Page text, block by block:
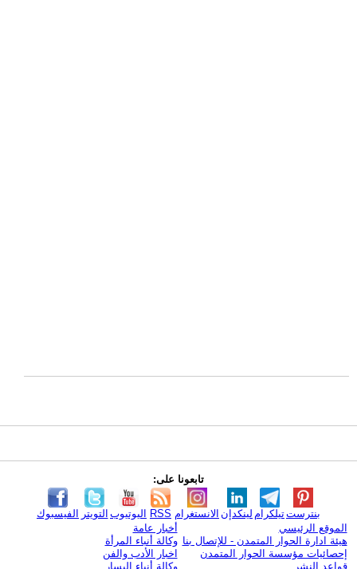
تابعونا على:
الفيسبوك التويتر اليوتيوب RSS الانستغرام لينكدإن تيلكرامبنترست
الموقع الرئيسي
هيئة ادارة الحوار المتمدن - للإتصال بنا
إحصائيات مؤسسة الحوار المتمدن
قواعد النشر
أخبار عامة
وكالة أنباء المرأة
اخبار الأدب والفن
وكالة أنباء اليسار